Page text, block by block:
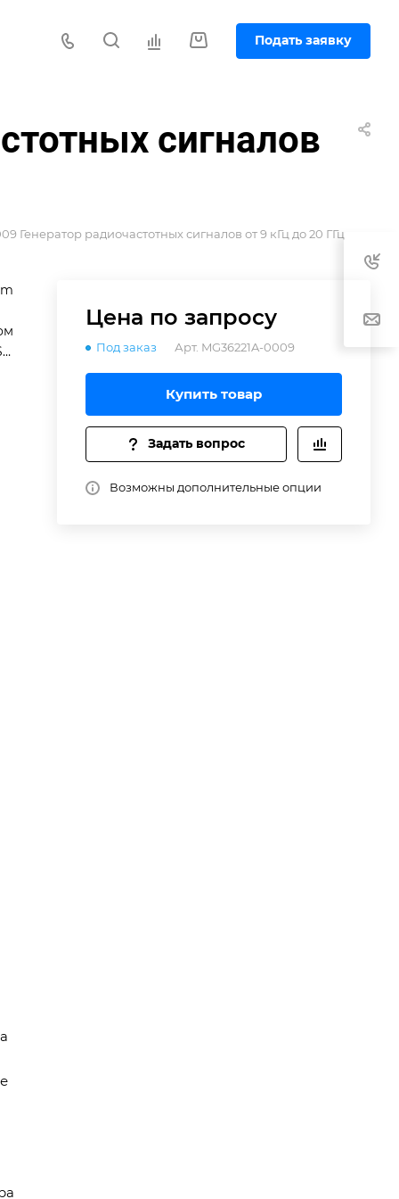
Подать заявку
сигналов
Генератор радиочастотных сигналов от 9 кГц до 20 ГГц
Цена по запросу
Под заказ Арт. MG36221A-0009
Купить товар
Задать вопрос
Возможны дополнительные опции